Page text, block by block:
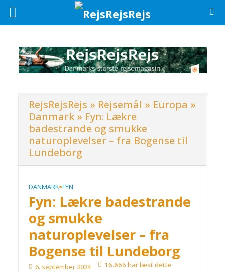
RejsRejsRejs » Rejsemål » Europa »
Danmark» Fyn: Lækre
badestrande og smukke
naturoplevelser – fra Bogense til
Lundeborg
DANMARK•FYN
Fyn: Lækre badestrande
og smukke
naturoplevelser – fra
Bogense til Lundeborg
6. september 2024 16.666 har læst dette